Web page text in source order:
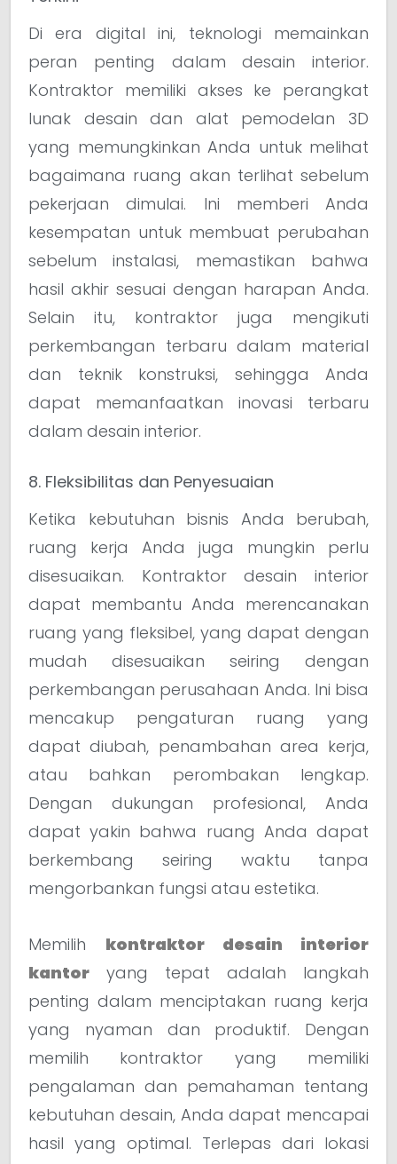
Di era digital ini, teknologi memainkan
peran penting dalam desain interior.
Kontraktor memiliki akses ke perangkat
lunak desain dan alat pemodelan 3D
yang memungkinkan Anda untuk melihat
bagaimana ruang akan terlihat sebelum
pekerjaan dimulai. Ini memberi Anda
kesempatan untuk membuat perubahan
sebelum instalasi, memastikan bahwa
hasil akhir sesuai dengan harapan Anda.
Selain itu, kontraktor juga mengikuti
perkembangan terbaru dalam material
dan teknik konstruksi, sehingga Anda
dapat memanfaatkan inovasi terbaru
dalam desain interior.
8. Fleksibilitas dan Penyesuaian
Ketika kebutuhan bisnis Anda berubah,
ruang kerja Anda juga mungkin perlu
disesuaikan. Kontraktor desain interior
dapat membantu Anda merencanakan
ruang yang fleksibel, yang dapat dengan
mudah disesuaikan seiring dengan
perkembangan perusahaan Anda. Ini bisa
mencakup pengaturan ruang yang
dapat diubah, penambahan area kerja,
atau bahkan perombakan lengkap.
Dengan dukungan profesional, Anda
dapat yakin bahwa ruang Anda dapat
berkembang seiring waktu tanpa
mengorbankan fungsi atau estetika.
Memilih kontraktor desain interior
kantor yang tepat adalah langkah
penting dalam menciptakan ruang kerja
yang nyaman dan produktif. Dengan
memilih kontraktor yang memiliki
pengalaman dan pemahaman tentang
kebutuhan desain, Anda dapat mencapai
hasil yang optimal. Terlepas dari lokasi